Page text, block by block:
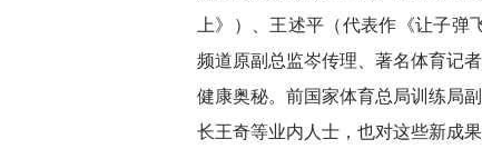
上》）、王述平（代表作《让子
频道原副总监岑传理、著名体育记
健康奥秘。前国家体育总局训练局
长王奇等业内人士，也对这些新成果